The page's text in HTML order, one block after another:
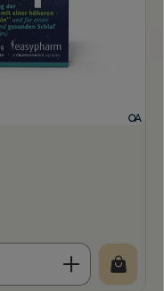
Wert